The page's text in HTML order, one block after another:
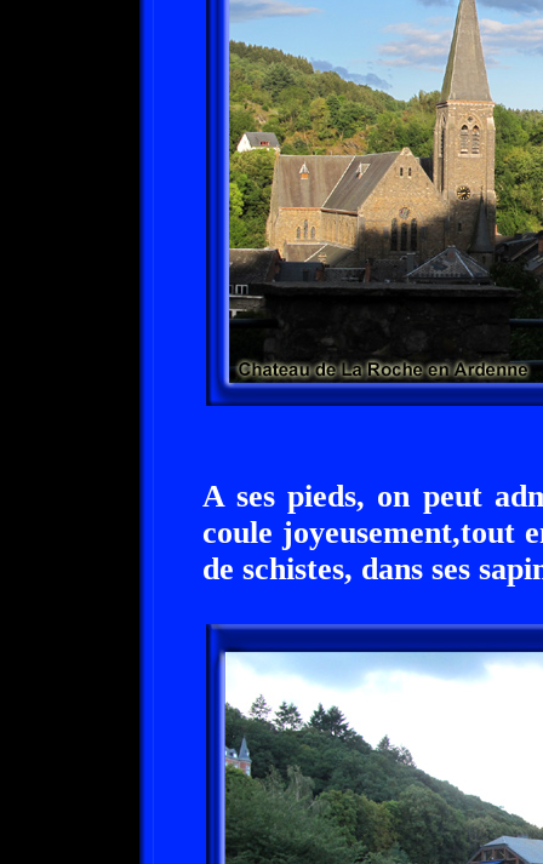
A ses pieds, on peut
coule joyeusement,tout
de schistes, dans ses